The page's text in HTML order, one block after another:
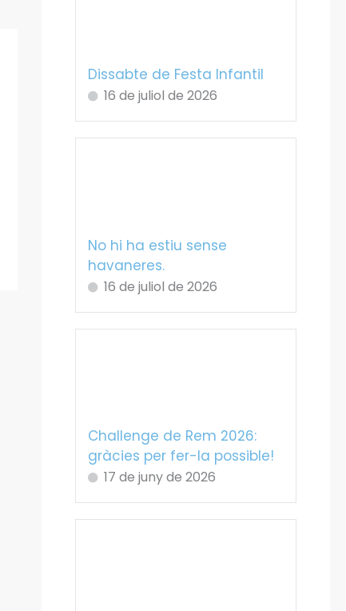
Dissabte de Festa Infantil
16 de juliol de 2026
No hi ha estiu sense
havaneres.
16 de juliol de 2026
Challenge de Rem 2026:
gràcies per fer-la possible!
17 de juny de 2026